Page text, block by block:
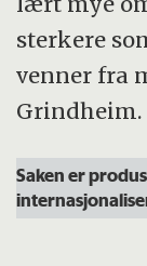
sterkere
venner fra
Grindheim.
Saken er